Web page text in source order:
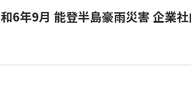
6年9月 能登半島豪雨災害 企業社